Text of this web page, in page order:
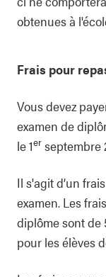
obtenues à
Frais pour
Vous devez
examen de
le 1er septembre
Il s'agit d’un
examen. Les
diplôme sont de
pour les élèves